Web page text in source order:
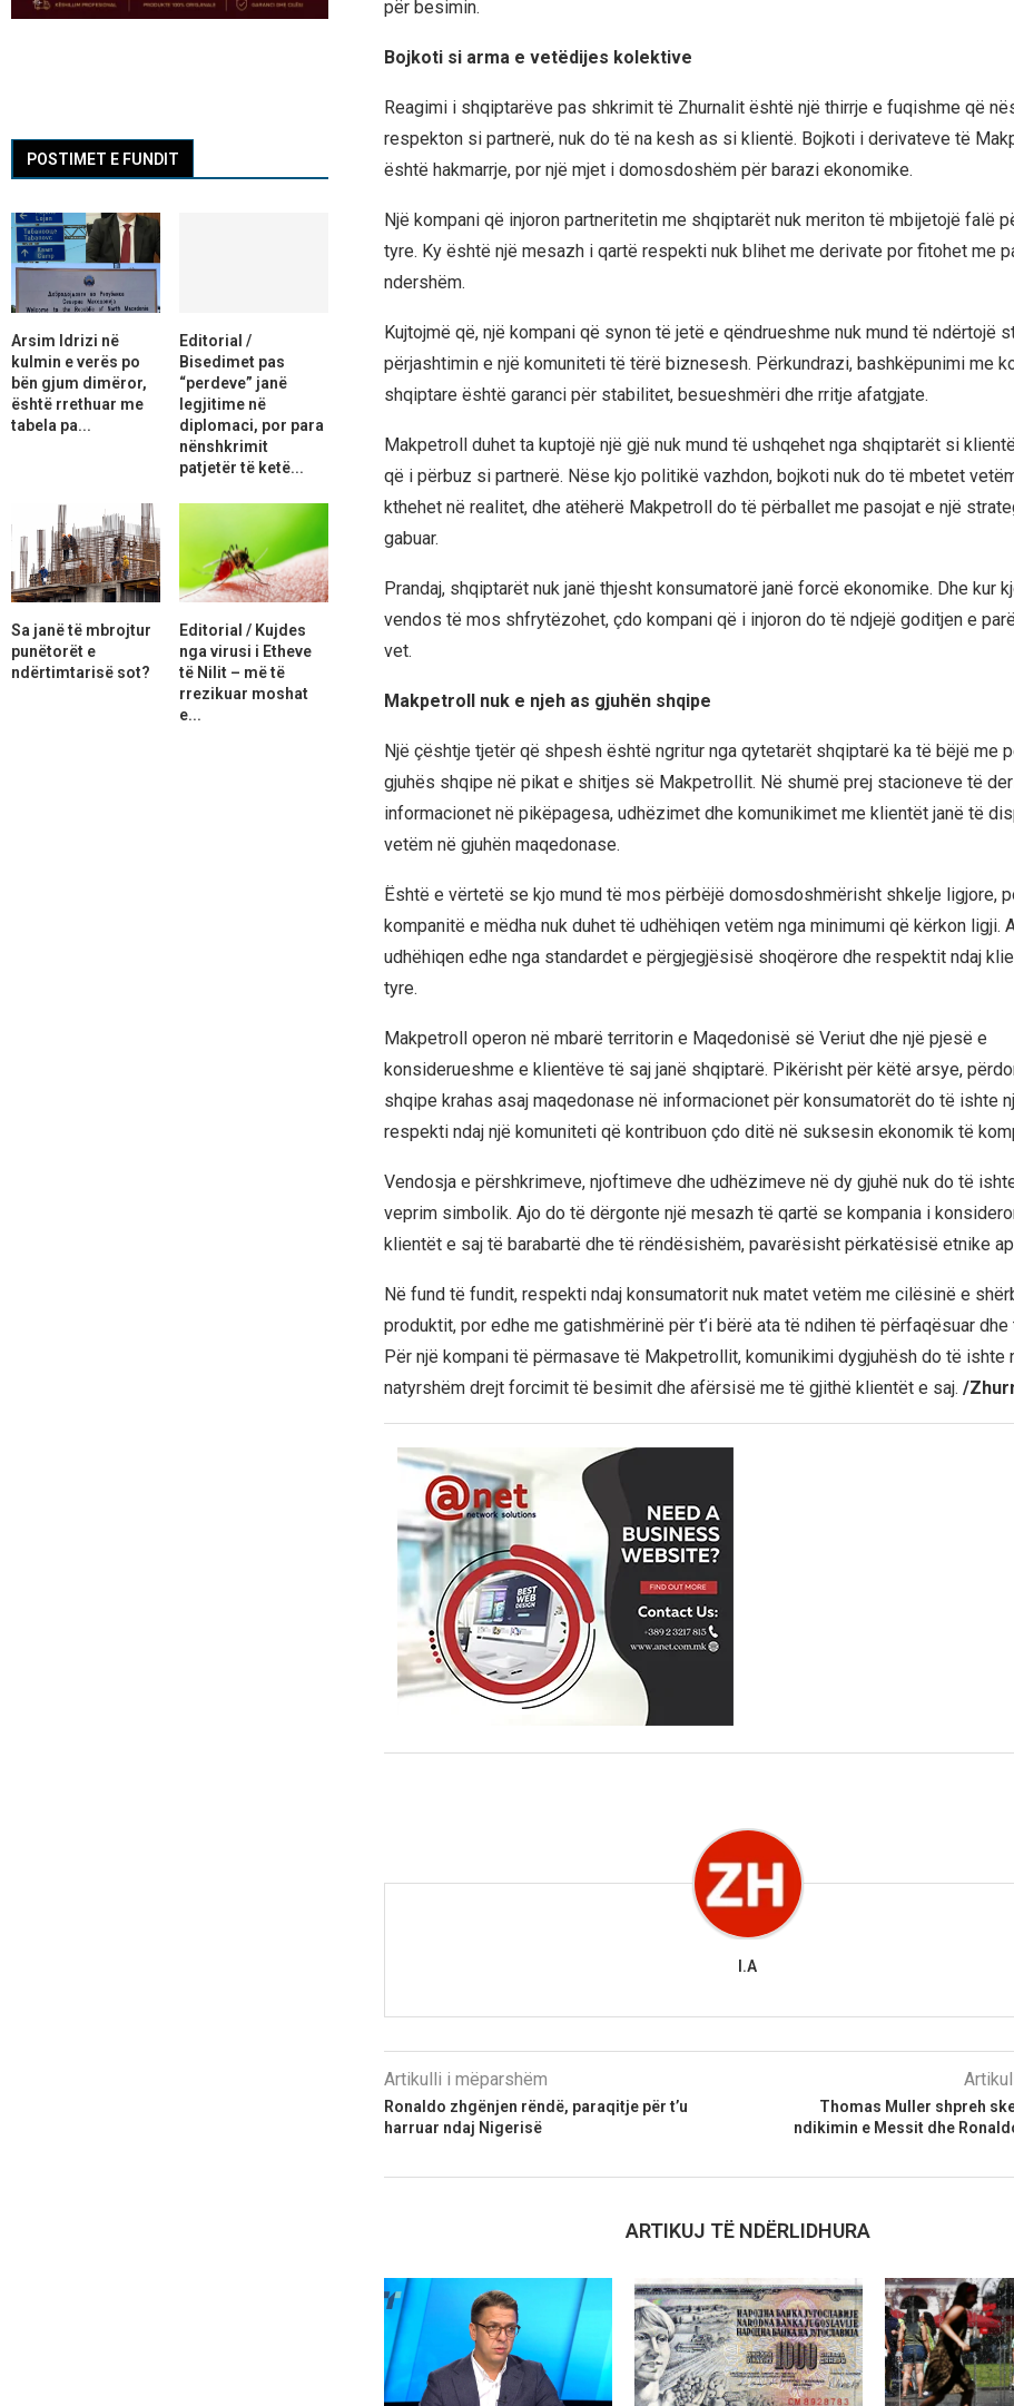
për besimin.
Bojkoti si arma e vetëdijes kolektive
Reagimi i shqiptarëve pas shkrimit të Zhurnalit është një thirrje e fuqishme që
respekton si partnerë, nuk do të na kesh as si klientë. Bojkoti i derivateve të
është hakmarrje, por një mjet i domosdoshëm për barazi ekonomike.
Një kompani që injoron partneritetin me shqiptarët nuk meriton të mbijetojë falë
tyre. Ky është një mesazh i qartë respekti nuk blihet me derivate por fitohet me
ndershëm.
Kujtojmë që, një kompani që synon të jetë e qëndrueshme nuk mund të ndërtojë
përjashtimin e një komuniteti të tërë biznesesh. Përkundrazi, bashkëpunimi me
shqiptare është garanci për stabilitet, besueshmëri dhe rritje afatgjate.
Makpetroll duhet ta kuptojë një gjë nuk mund të ushqehet nga shqiptarët si
që i përbuz si partnerë. Nëse kjo politikë vazhdon, bojkoti nuk do të mbetet
kthehet në realitet, dhe atëherë Makpetroll do të përballet me pasojat e një
gabuar.
Prandaj, shqiptarët nuk janë thjesht konsumatorë janë forcë ekonomike. Dhe kur
vendos të mos shfrytëzohet, çdo kompani që i injoron do të ndjejë goditjen e
vet.
Makpetroll nuk e njeh as gjuhën shqipe
Një çështje tjetër që shpesh është ngritur nga qytetarët shqiptarë ka të bëjë me
gjuhës shqipe në pikat e shitjes së Makpetrollit. Në shumë prej stacioneve të
informacionet në pikëpagesa, udhëzimet dhe komunikimet me klientët janë të
vetëm në gjuhën maqedonase.
Është e vërtetë se kjo mund të mos përbëjë domosdoshmërisht shkelje ligjore,
kompanitë e mëdha nuk duhet të udhëhiqen vetëm nga minimumi që kërkon ligji.
udhëhiqen edhe nga standardet e përgjegjësisë shoqërore dhe respektit ndaj
tyre.
Makpetroll operon në mbarë territorin e Maqedonisë së Veriut dhe një pjesë e
konsiderueshme e klientëve të saj janë shqiptarë. Pikërisht për këtë arsye,
shqipe krahas asaj maqedonase në informacionet për konsumatorët do të ishte
respekti ndaj një komuniteti që kontribuon çdo ditë në suksesin ekonomik të
Vendosja e përshkrimeve, njoftimeve dhe udhëzimeve në dy gjuhë nuk do të
veprim simbolik. Ajo do të dërgonte një mesazh të qartë se kompania i
klientët e saj të barabartë dhe të rëndësishëm, pavarësisht përkatësisë etnike
Në fund të fundit, respekti ndaj konsumatorit nuk matet vetëm me cilësinë e
produktit, por edhe me gatishmërinë për t’i bërë ata të ndihen të përfaqësuar dhe
Për një kompani të përmasave të Makpetrollit, komunikimi dygjuhësh do të ishte
natyrshëm drejt forcimit të besimit dhe afërsisë me të gjithë klientët e saj. /
I.A
Artikulli i mëparshëm
Ronaldo zhgënjen rëndë, paraqitje për t’u
harruar ndaj Nigerisë
Thomas Muller shpreh
ndikimin e Messit dhe
ARTIKUJ TË NDËRLIDHURA
POSTIMET E FUNDIT
Arsim Idrizi në
kulmin e verës po
bën gjum dimëror,
është rrethuar me
tabela pa...
Editorial /
Bisedimet pas
“perdeve” janë
legjitime në
diplomaci, por para
nënshkrimit
patjetër të ketë...
Sa janë të mbrojtur
punëtorët e
ndërtimtarisë sot?
Editorial / Kujdes
nga virusi i Etheve
të Nilit – më të
rrezikuar moshat
e...